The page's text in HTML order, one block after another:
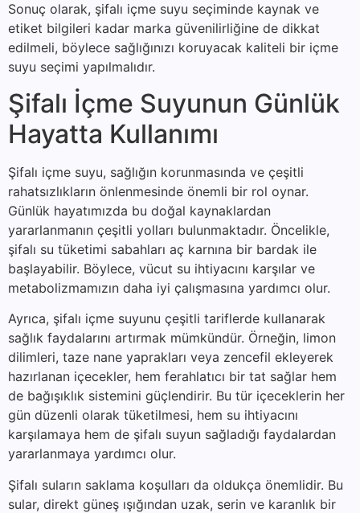
Sonuç olarak, şifalı içme suyu seçiminde kaynak ve
etiket bilgileri kadar marka güvenilirliğine de dikkat
edilmeli, böylece sağlığınızı koruyacak kaliteli bir içme
suyu seçimi yapılmalıdır.
Şifalı İçme Suyunun Günlük
Hayatta Kullanımı
Şifalı içme suyu, sağlığın korunmasında ve çeşitli
rahatsızlıkların önlenmesinde önemli bir rol oynar.
Günlük hayatımızda bu doğal kaynaklardan
yararlanmanın çeşitli yolları bulunmaktadır. Öncelikle,
şifalı su tüketimi sabahları aç karnına bir bardak ile
başlayabilir. Böylece, vücut su ihtiyacını karşılar ve
metabolizmamızın daha iyi çalışmasına yardımcı olur.
Ayrıca, şifalı içme suyunu çeşitli tariflerde kullanarak
sağlık faydalarını artırmak mümkündür. Örneğin, limon
dilimleri, taze nane yaprakları veya zencefil ekleyerek
hazırlanan içecekler, hem ferahlatıcı bir tat sağlar hem
de bağışıklık sistemini güçlendirir. Bu tür içeceklerin her
gün düzenli olarak tüketilmesi, hem su ihtiyacını
karşılamaya hem de şifalı suyun sağladığı faydalardan
yararlanmaya yardımcı olur.
Şifalı suların saklama koşulları da oldukça önemlidir. Bu
sular, direkt güneş ışığından uzak, serin ve karanlık bir